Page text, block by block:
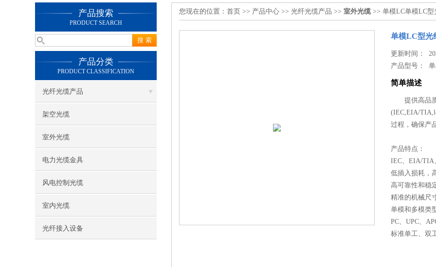
产品搜索
PRODUCT SEARCH
产品分类
PRODUCT CLASSIFICATION
光纤光缆产品
架空光缆
室外光缆
电力光缆金具
风电控制光缆
室内光缆
光纤接入设备
您现在的位置： 首页 >> 产品中心 >> 光纤光缆产品 >> 室外光缆>> 单模LC单模LC型
单模LC型光
更新时间：
产品型号：
简单描述
提供高品质
(IEC,EIA/
过程，确保产
产品特点：
IEC、EIA/TIA
低插入损耗，
高可靠性和稳
精准的机械尺
单模和多模类
PC、UPC、
标准单工、双